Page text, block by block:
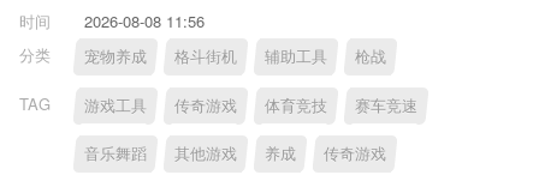
时间
2026-08-08 11:56
分类
宠物养成 格斗街机 辅助工具 枪战
TAG 游戏工具 传奇游戏 体育竞技 赛车竞速
音乐舞蹈 其他游戏 养成 传奇游戏